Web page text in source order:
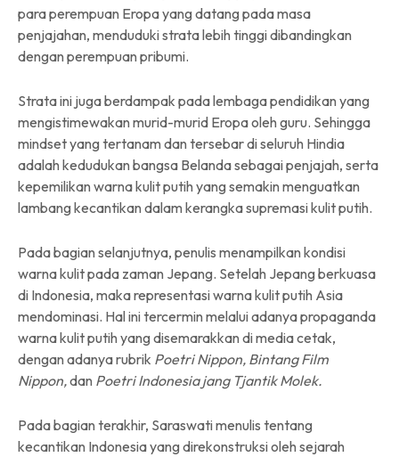
para perempuan Eropa yang datang pada masa
penjajahan, menduduki strata lebih tinggi dibandingkan
dengan perempuan pribumi.
Strata ini juga berdampak pada lembaga pendidikan yang
mengistimewakan murid-murid Eropa oleh guru. Sehingga
mindset yang tertanam dan tersebar di seluruh Hindia
adalah kedudukan bangsa Belanda sebagai penjajah, serta
kepemilikan warna kulit putih yang semakin menguatkan
lambang kecantikan dalam kerangka supremasi kulit putih.
Pada bagian selanjutnya, penulis menampilkan kondisi
warna kulit pada zaman Jepang. Setelah Jepang berkuasa
di Indonesia, maka representasi warna kulit putih Asia
mendominasi. Hal ini tercermin melalui adanya propaganda
warna kulit putih yang disemarakkan di media cetak,
dengan adanya rubrik Poetri Nippon, Bintang Film
Nippon,dan Poetri Indonesia jang Tjantik Molek.
Pada bagian terakhir, Saraswati menulis tentang
kecantikan Indonesia yang direkonstruksi oleh sejarah